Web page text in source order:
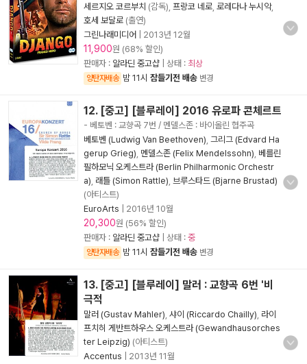
세르지오 코르부치 (감독), 프랑코 네로 로레다나 누시악,
호세 보달로 (출연)
그린나래미디어
2013년 12월
11,900원 (68% 할인)
판매자 : 알라딘 중고샵 | 상태 : 최상
양탄자배송 밤 11시 잠들기전 배송 변경
12. [중고] [블루레이] 2016 유로파 콘체르트
- 베토벤 : 교향곡 7번 / 멘델스존 : 바이올린 협주곡
베토벤 (Ludwig Van Beethoven) 그리그 (Edvard Ha
gerup Grieg) 멘델스존 (Felix Mendelssohn) 베를린
필하모닉 오케스트라 (Berlin Philharmonic Orchestr
a) 래틀 (Simon Rattle) 브루스타드 (Bjarne Brustad)
(아티스트)
EuroArts
2016년 10월
20,300원 (56% 할인)
판매자 : 알라딘 중고샵 | 상태 : 중
양탄자배송 밤 11시 잠들기전 배송 변경
13. [중고] [블루레이] 말러 : 교향곡 6번 '비
극적
말러 (Gustav Mahler) 샤이 (Riccardo Chailly) 라이
프치히 게반트하우스 오케스트라 (Gewandhausorches
ter Leipzig) (아티스트)
Accentus
2013년 11월